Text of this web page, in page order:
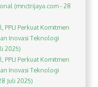
(mnctrijaya.com - 28
PPLI Perkuat Komitmen
Inovasi Teknologi
2025)
PPLI Perkuat Komitmen
Inovasi Teknologi
Juli 2025)